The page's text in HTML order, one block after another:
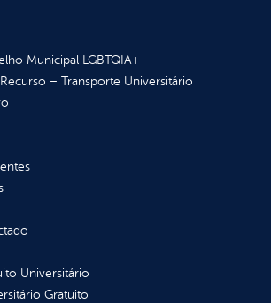
Municipal LGBTQIA+
– Transporte Universitário
Universitário
Gratuito